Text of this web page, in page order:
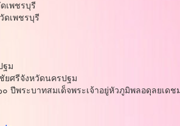
เพชรบุรี
เพชรบุรี
ฐม
ศรีจังหวัดนครปฐม
พระบาทสมเด็จพระเจ้าอยู่หัวภูมิพลอดุลยเดช